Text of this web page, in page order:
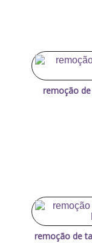
remoção
remoção de